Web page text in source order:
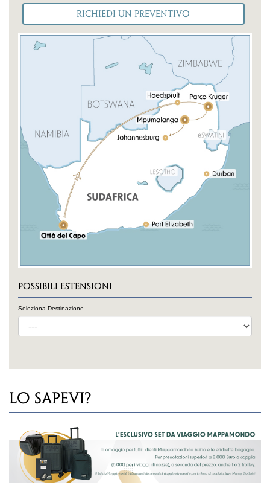
POSSIBILI ESTENSIONI
Seleziona Destinazione
LO SAPEVI?